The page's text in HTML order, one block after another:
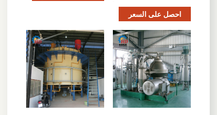
احصل على السعر